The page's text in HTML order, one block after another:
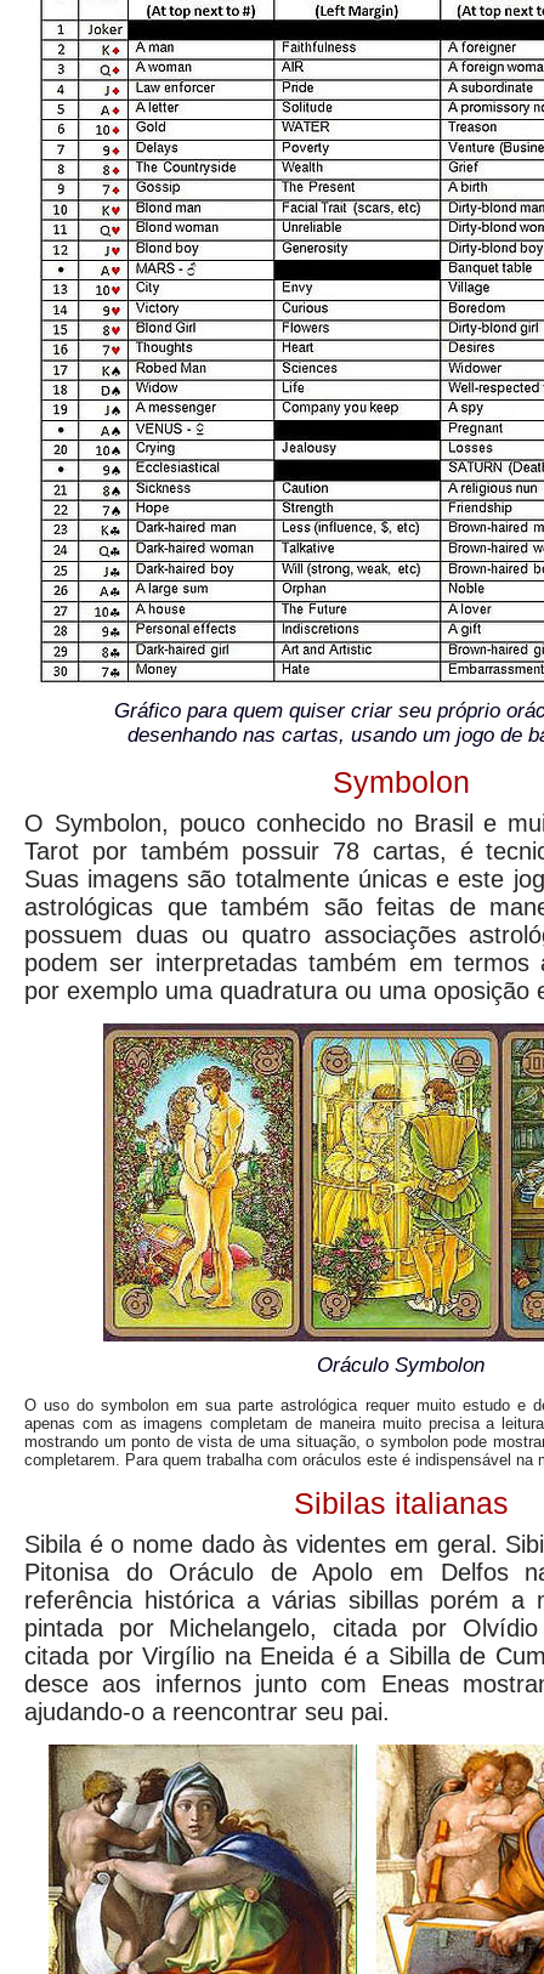
Gráfico para quem quiser criar seu próprio
desenhando nas cartas, usando um jogo de
Symbolon
O Symbolon, pouco conhecido no Brasil e
Tarot por também possuir 78 cartas, é
Suas imagens são totalmente únicas e este
astrológicas que também são feitas de
possuem duas ou quatro associações
podem ser interpretadas também em termos
por exemplo uma quadratura ou uma oposição
Oráculo Symbolon
O uso do symbolon em sua parte astrológica requer muito estudo e
apenas com as imagens completam de maneira muito precisa a
mostrando um ponto de vista de uma situação, o symbolon pode
completarem. Para quem trabalha com oráculos este é indispensável na
Sibilas italianas
Sibila é o nome dado às videntes em geral.
Pitonisa do Oráculo de Apolo em Delfos
referência histórica a várias sibillas porém a
pintada por Michelangelo, citada por
citada por Virgílio na Eneida é a Sibilla de
desce aos infernos junto com Eneas
ajudando-o a reencontrar seu pai.